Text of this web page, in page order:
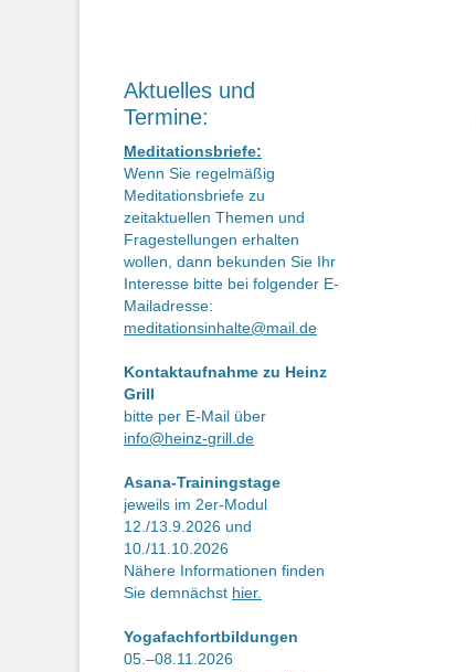
Aktuelles und
Termine:
Meditationsbriefe:
Wenn Sie regelmäßig
Meditationsbriefe zu
zeitaktuellen Themen und
Fragestellungen erhalten
wollen, dann bekunden Sie Ihr
Interesse bitte bei folgender E-
Mailadresse:
meditationsinhalte@mail.de
Kontaktaufnahme zu Heinz
Grill
bitte per E-Mail über
info@heinz-grill.de
Asana-Trainingstage
jeweils im 2er-Modul
12./13.9.2026 und
10./11.10.2026
Nähere Informationen finden
Sie demnächst hier.
Yogafachfortbildungen
05.–08.11.2026